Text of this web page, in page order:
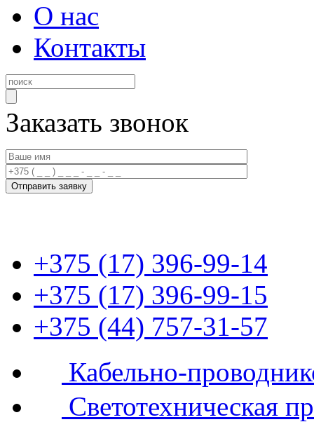
О нас
Контакты
Заказать звонок
+375 (17) 396-99-14
+375 (17) 396-99-15
+375 (44) 757-31-57
Кабельно-
Светотехническая